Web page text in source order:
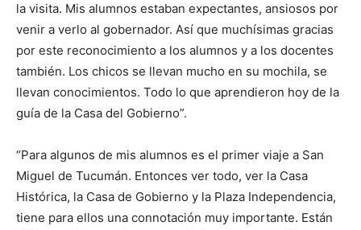
la visita. Mis alumnos estaban expectantes, ansiosos por
venir a verlo al gobernador. Así que muchísimas gracias
por este reconocimiento a los alumnos y a los docentes
también. Los chicos se llevan mucho en su mochila, se
llevan conocimientos. Todo lo que aprendieron hoy de la
guía de la Casa del Gobierno”.
“Para algunos de mis alumnos es el primer viaje a San
Miguel de Tucumán. Entonces ver todo, ver la Casa
Histórica, la Casa de Gobierno y la Plaza Independencia,
tiene para ellos una connotación muy importante. Están